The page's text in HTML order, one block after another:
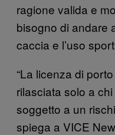
ragione valida e
bisogno di andare
caccia e l’uso
“La licenza di
rilasciata solo a
soggetto a un
spiega a VICE